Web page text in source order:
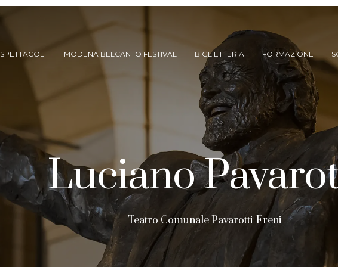
SPETTACOLI
ARCHIVIO SPETTACOLI
(DAL 2023/’24)
ARCHIVIO STORICO
(FINO AL 2022/’23)
MODENA BELCANTO FESTIVAL BIGLIETTERIA FORMAZIONE
Luciano
Teatro Comunale Pavarotti-Freni